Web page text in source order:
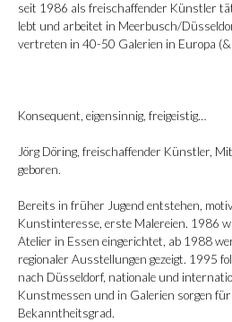
seit 1986 als freischaffender Künstler
lebt und arbeitet in Meerbusch/
vertreten in 40-50 Galerien in Europa
Konsequent, eigensinnig, freigeistig…
Jörg Döring, freischaffender Künstler,
geboren.
Bereits in früher Jugend entstehen,
Kunstinteresse, erste Malereien. 1986
Atelier in Essen eingerichtet, ab 1988
regionaler Ausstellungen gezeigt. 1995
nach Düsseldorf, nationale und
Kunstmessen und in Galerien sorgen
Bekanntheitsgrad.